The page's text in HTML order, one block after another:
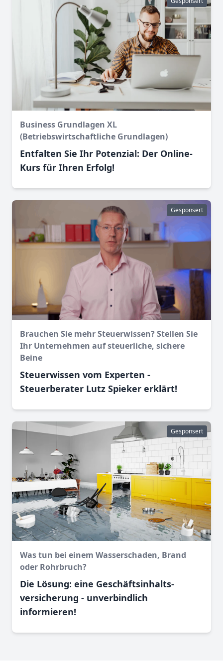
Business Grundlagen XL
(Betriebswirtschaftliche Grundlagen)
Entfalten Sie Ihr Potenzial: Der Online-
Kurs für Ihren Erfolg!
Gesponsert
Brauchen Sie mehr Steuerwissen? Stellen Sie
Ihr Unternehmen auf steuerliche, sichere
Beine
Steuerwissen vom Experten -
Steuerberater Lutz Spieker erklärt!
Gesponsert
Was tun bei einem Wasser­schaden, Brand
oder Rohr­bruch?
Die Lösung: eine Geschäftsinhalts­
versicherung - unverbindlich
informieren!